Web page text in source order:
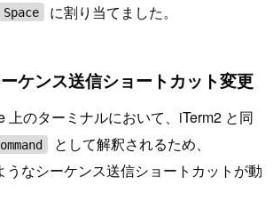
Space に割り当てました。
ケンス送信ショートカット変更
上のターミナルにおいて、iTerm2 と同
として解釈されるため、
うなシーケンス送信ショートカットが動